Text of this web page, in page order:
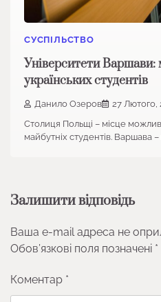
СУСПІЛЬСТВО
Університети Варшави:
українських студентів
Данило Озеров 27 Лютого,
Столиця Польщі – місце
майбутніх студентів. Варшава
Залишити відповідь
Ваша e-mail адреса не
Обов’язкові поля позначені *
Коментар *